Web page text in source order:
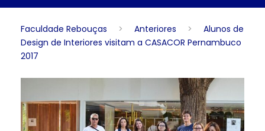
Faculdade Rebouças > Anteriores >
Alunos de
Design de Interiores visitam a CASACOR Pernambuco
2017